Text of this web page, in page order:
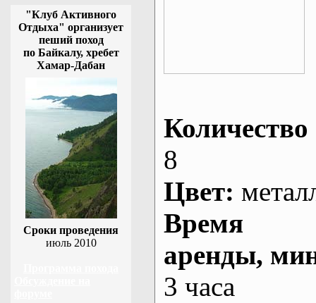
"Клуб Активного
Отдыха" организует
пеший поход
по Байкалу, хребет
Хамар-Дабан
Сроки проведения
июль 2010
Количество
8
Цвет:
Время
аренды,
3 часа